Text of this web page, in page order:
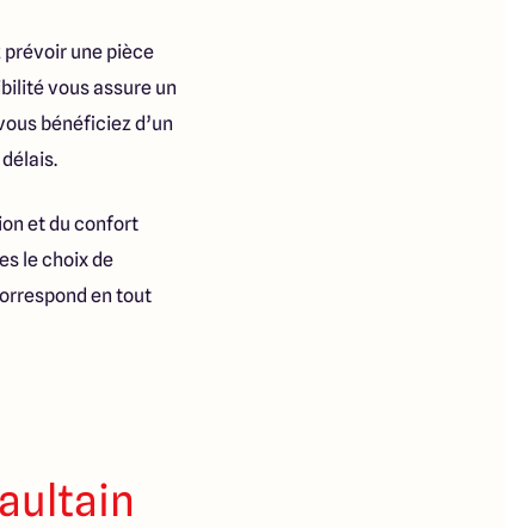
prévoir une pièce
vous assure un
bénéficiez d’un
et du confort
le choix de
en tout